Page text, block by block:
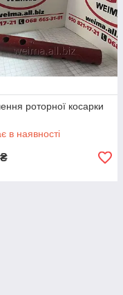
роторної косарки
в наявності
₴